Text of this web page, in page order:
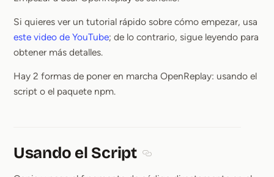
Si quieres ver un tutorial rápido sobre cómo empezar, usa
este video de YouTube; de lo contrario, sigue leyendo para
obtener más detalles.
Hay 2 formas de poner en marcha OpenReplay: usando el
script o el paquete npm.
Usando el Script